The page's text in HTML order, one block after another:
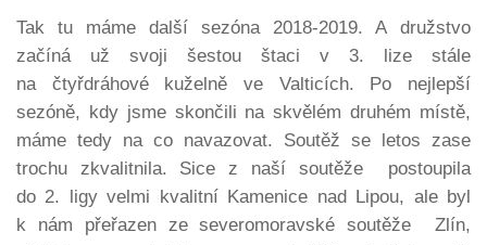
Tak tu máme další sezóna 2018-2019. A družstvo
začíná už svoji šestou štaci v 3. lize stále
na čtyřdráhové kuželně ve Valticích. Po nejlepší
sezóně, kdy jsme skončili na skvělém druhém místě,
máme tedy na co navazovat. Soutěž se letos zase
trochu zkvalitnila. Sice z naší soutěže postoupila
do 2. ligy velmi kvalitní Kamenice nad Lipou, ale byl
k nám přeřazen ze severomoravské soutěže Zlín,